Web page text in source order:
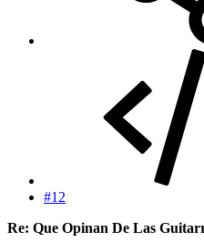
#12
Re: Que Opinan De Las